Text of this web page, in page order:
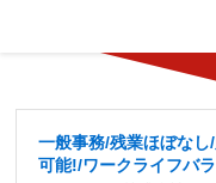
一般事務/残業ほぼな
可能!/ワークライフバ